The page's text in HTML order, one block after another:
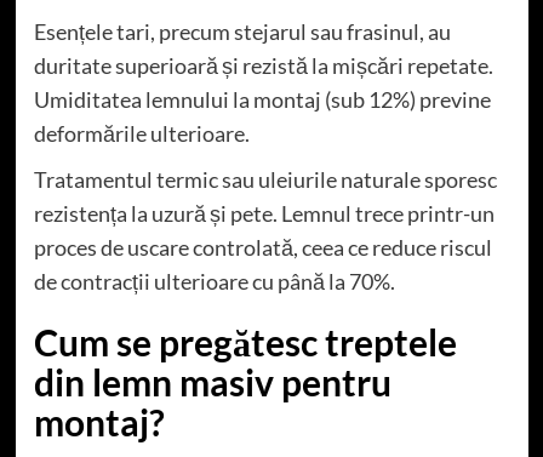
Esențele tari, precum stejarul sau frasinul, au
duritate superioară și rezistă la mișcări repetate.
Umiditatea lemnului la montaj (sub 12%) previne
deformările ulterioare.
Tratamentul termic sau uleiurile naturale sporesc
rezistența la uzură și pete. Lemnul trece printr-un
proces de uscare controlată, ceea ce reduce riscul
de contracții ulterioare cu până la 70%.
Cum se pregătesc treptele
din lemn masiv pentru
montaj?